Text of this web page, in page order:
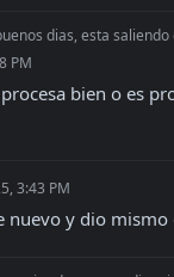
esta saliendo este error en ocaciones: status: 500, statusText:
PM
bien o es
3:43 PM
nuevo y dio